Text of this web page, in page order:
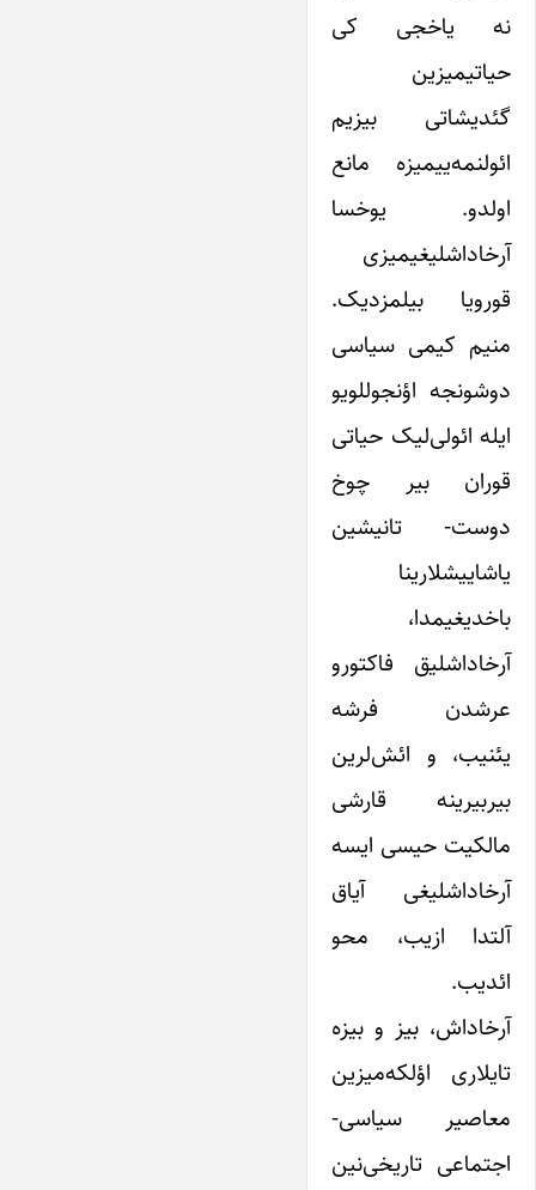
نه یاخجی کی
حیاتیمیزین
گئدیشاتی بیزیم
ائولنمه‌ییمیزه مانع
اولدو. یوخسا
آرخاداشلیغیمیزی
قورویا بیلمزدیک.
منیم کیمی سیاسی
دوشونجه‌ اؤنجوللویو
ایله ائولی‌لیک حیاتی
قوران بیر چوخ
دوست- تانیشین
یاشاییشلارینا
باخدیغیمدا،
آرخاداشلیق فاکتورو
عرشدن فرشه
یئنیب، و ائش‌لرین
بیربیرینه قارشی
مالکیت حیسی ایسه
آرخاداشلیغی آیاق
آلتدا ازیب، محو
ائدیب.
آرخاداش، بیز و بیزه
تایلاری اؤلکه‌میزین
معاصیر سیاسی-
اجتماعی تاریخی‌نین